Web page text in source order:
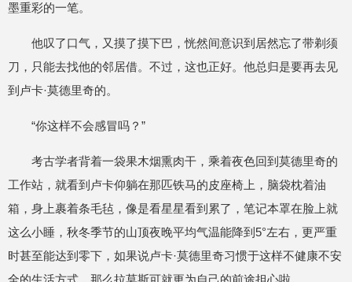
墨重彩的一笔。
他叹了口气，又摸了摸下巴，恍然间意识到居然忘了带剃须
刀，只能去找他的邻居借。不过，这也正好。他总归是要再去见
到卢卡·莫德里奇的。
“你这样不会感冒吗？”
考古学者背着一袋果木烟熏肉干，乘着夜色回到莫德里奇的
工作站，就看到卢卡仰躺在那匹铁马的皮座椅上，脑袋枕着油
箱，身上裹着条毛毡，像是看星星看到累了，笔记本罩在脸上就
这么小睡，秋冬季节的山顶夜晚平均气温能降到5°左右，更严重
时甚至能达到零下，如果说卢卡·莫德里奇习惯于这样不健康不安
全的生活方式，那么拉莫斯可就更为自己的前途担心啦。